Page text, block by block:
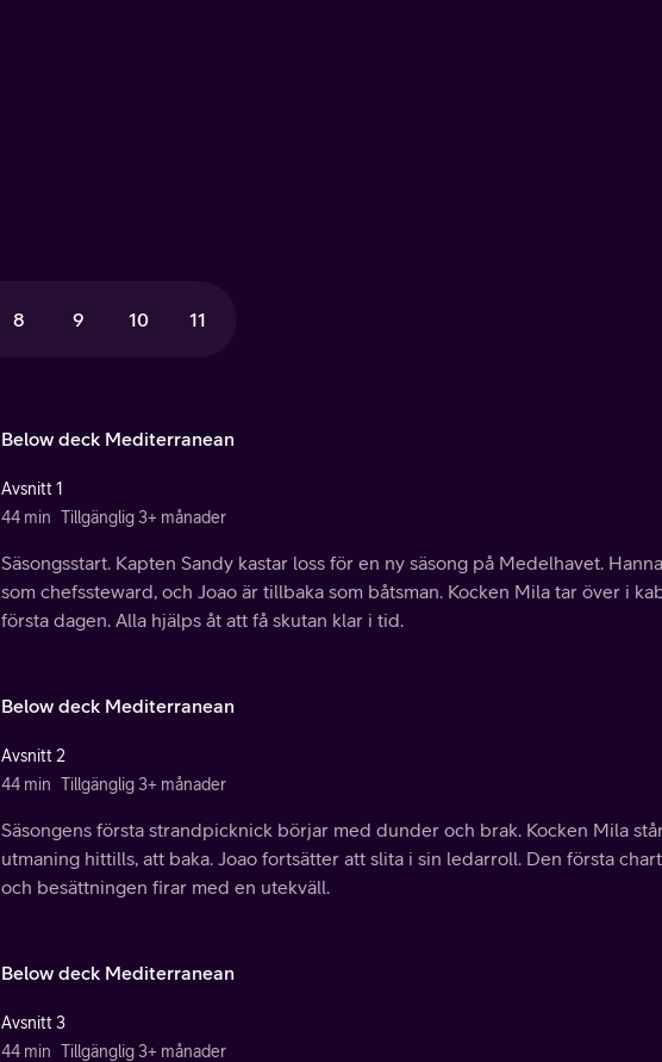
8 9 10 11
Below deck Mediterranean
Avsnitt 1
44 min Tillgänglig 3+ månader
Säsongsstart. Kapten Sandy kastar loss för en ny säsong på Medelhavet.
som chefssteward, och Joao är tillbaka som båtsman. Kocken Mila tar över i
första dagen. Alla hjälps åt att få skutan klar i tid.
Below deck Mediterranean
Avsnitt 2
44 min Tillgänglig 3+ månader
Säsongens första strandpicknick börjar med dunder och brak. Kocken Mila
utmaning hittills, att baka. Joao fortsätter att slita i sin ledarroll. Den första
och besättningen firar med en utekväll.
Below deck Mediterranean
Avsnitt 3
44 min Tillgänglig 3+ månader